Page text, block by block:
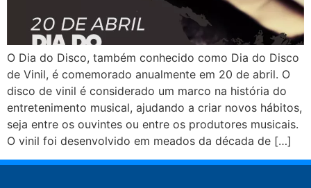
O Dia do Disco, também conhecido como Dia do Disco
de Vinil, é comemorado anualmente em 20 de abril. O
disco de vinil é considerado um marco na história do
entretenimento musical, ajudando a criar novos hábitos,
seja entre os ouvintes ou entre os produtores musicais.
O vinil foi desenvolvido em meados da década de […]